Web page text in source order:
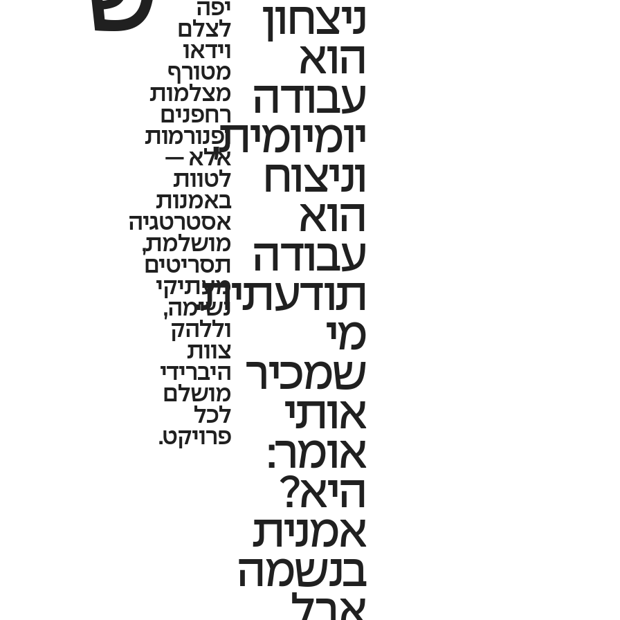
ניצחון
הוא
עבודה
יומיומית,
וניצוח
הוא
עבודה
תודעתית.
מי
שמכיר
אותי
אומר:
היא?
אמנית
בנשמה
יפה
לצלם
וידאו
מטורף
מצלמות
רחפנים
ופנורמות
אלא —
לטוות
באמנות
אסטרטגיה
מושלמת,
תסריטים
מעתיקי
נשימה,
וללהק
צוות
היברידי
מושלם
לכל
פרויקט.